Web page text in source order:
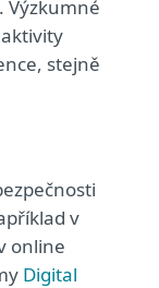
Výzkumné
stejně
v
online
Digital